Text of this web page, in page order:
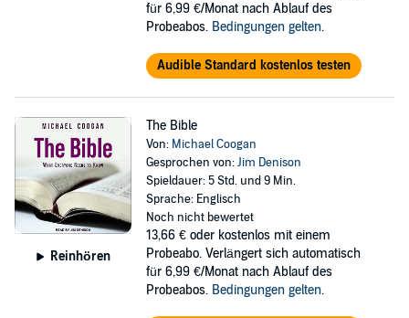
für 6,99 €/Monat nach Ablauf des
Probeabos. Bedingungen gelten.
Audible Standard kostenlos testen
Reinhören
The Bible
Von: Michael Coogan
Gesprochen von:Jim Denison
Spieldauer: 5 Std. und 9 Min.
Sprache: Englisch
Noch nicht bewertet
13,66 € oder kostenlos mit einem
Probeabo. Verlängert sich automatisch
für 6,99 €/Monat nach Ablauf des
Probeabos. Bedingungen gelten.